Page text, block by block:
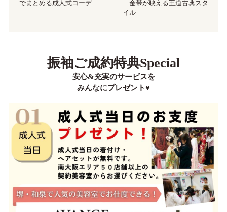
でまとめる成人式コーデ
｜金帯が映える王道古典スタ
イル
振袖ご成約特典Special
安心&充実のサービスを
みんなにプレゼント♥